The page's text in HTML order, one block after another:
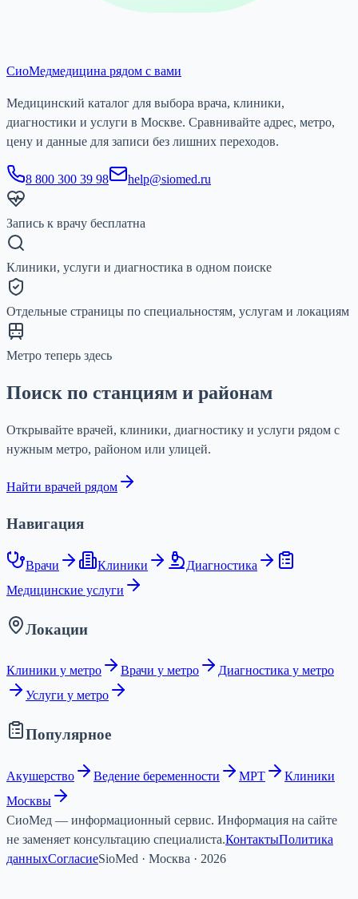
СиоМедмедицина рядом с вами
Медицинский каталог для выбора врача, клиники,
диагностики и услуги в Москве. Сравнивайте адрес, метро,
цену и данные для записи без лишних переходов.
8 800 300 39 98 help@siomed.ru
Запись к врачу бесплатна
Клиники, услуги и диагностика в одном поиске
Отдельные страницы по специальностям, услугам и локациям
Метро теперь здесь
Поиск по станциям и районам
Открывайте врачей, клиники, диагностику и услуги рядом с
нужным метро, районом или улицей.
Найти врачей рядом
Навигация
Врачи Клиники
Диагностика
Медицинские услуги
Локации
Клиники у метро Врачи у метро
Диагностика у метро
Услуги у метро
Популярное
Акушерство Ведение беременности МРТ
Клиники
Москвы
СиоМед — информационный сервис. Информация на сайте
не заменяет консультацию специалиста.КонтактыПолитика
данныхСогласиеSioMed · Москва · 2026